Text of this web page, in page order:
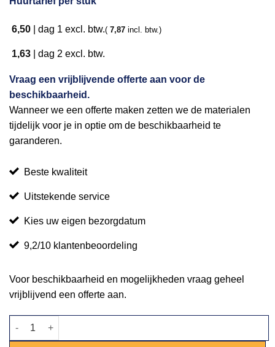
6,50 dag 1 excl. btw.( 7,87 incl. btw.)
1,63 dag 2 excl. btw.
Vraag een vrijblijvende offerte aan voor de
beschikbaarheid.
Wanneer we een offerte maken zetten we de materialen
tijdelijk voor je in optie om de beschikbaarheid te
garanderen.
Beste kwaliteit
Uitstekende service
Kies uw eigen bezorgdatum
9,2/10 klantenbeoordeling
Voor beschikbaarheid en mogelijkheden vraag geheel
vrijblijvend een offerte aan.
Snijplank kunststof aantal